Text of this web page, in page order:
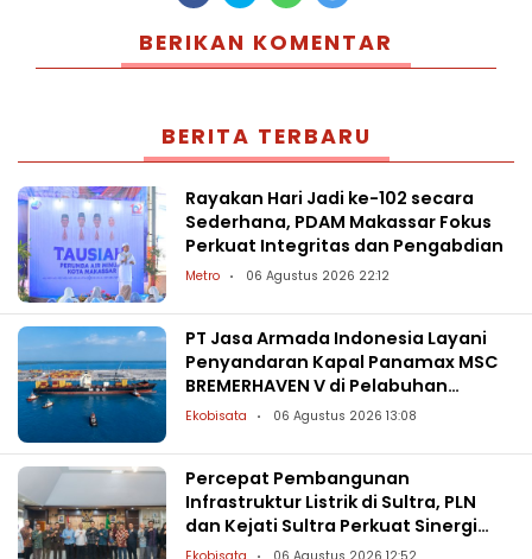
BERIKAN KOMENTAR
BERITA TERBARU
Rayakan Hari Jadi ke-102 secara
Sederhana, PDAM Makassar Fokus
Perkuat Integritas dan Pengabdian
Metro 06 Agustus 2026 22:12
PT Jasa Armada Indonesia Layani
Penyandaran Kapal Panamax MSC
BREMERHAVEN V di Pelabuhan
Patimban
Ekobisata 06 Agustus 2026 13:08
Percepat Pembangunan
Infrastruktur Listrik di Sultra, PLN
dan Kejati Sultra Perkuat Sinergi
Hukum